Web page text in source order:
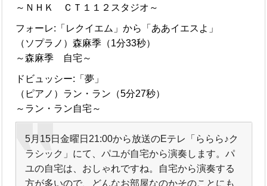
～ＮＨＫ ＣＴ１１２スタジオ～
フォーレ:「レクイエム」から「ああイエスよ」
（ソプラノ）森麻季（1分33秒）
～森麻季 自宅～
ドビュッシー:「夢」
（ピアノ）ラン・ラン（5分27秒）
～ラン・ラン自宅～
5月15日金曜日21:00から放送のEテレ「ららら♪ク
ラシック」にて、パユが自宅から演奏します。パ
ユの自宅は、おしゃれですね。自宅から演奏する
方が多いので、どんなお部屋なのかそのことにも